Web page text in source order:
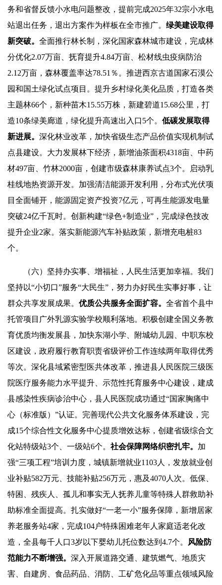
务和省督反馈小水电问题整改，提前完成2025年32宗小水电
站退出任务，退出方案作为样板在全市推广。 绿美建设取得
新突破。 全面推行林长制，深化国家森林城市建设，完成林
分优化2.07万亩、抚育提升4.84万亩、松材线虫疫病防治
2.12万亩，森林覆盖率达78.51％。推进西京古道国家石漠公
园和国土绿化试点项目。提升乡村绿化美化品质，打造各类
主题林66个，新种苗木15.55万株，新建碧道15.68公里，打
造10条绿美廊道，绿化提升高速出入口5个。 低碳发展取得
新进展。 深化林业改革，加快省级生态产品价值实现机制试
点县建设。大力发展林下经济，新增油茶面积4318亩、中药
材497亩、竹林2000亩，创建市级森林康养试点3个。启动乳
桂线地热资源开发。加强清洁能源开发利用，分布式光伏项
目全面铺开，能源固定资产投资7亿元，可再生能源发电量
突破24亿千瓦时。创新构建“绿色+制造业”，完成绿色技改
提升企业2家。落实新能源汽车补贴政策，新增充电桩83
个。
（六）坚持办实事、增福祉，人民生活更加幸福。我们
坚持以“小切口”服务“大民生”，努力办好民生实事好事，让
群众共享发展成果。 优质公共服务全面扩容。 全省首个县中
托管项目广外乳源实验学校顺利落地。积极创建全国义务教
育优质均衡发展县，加快东湖小学、附城幼儿园、中职东校
区建设，政府履行教育职责省级评价工作连续两年取得优秀
等次。深化县域紧密型医共体改革，推进县人民医院三级医
院医疗服务能力水平提升、示范性托育服务中心建设，建成
县感染性疾病诊治中心，县人民医院成功通过“国家胸痛中
心（标准版）”认证。完善现代公共文化服务体系建设，完
成15个综合性文化服务中心提质增效达标，创建省级综合文
化站特级站3个、一级站6个。 社会保障网络织密扎牢。 加
强“三项工程”培训力度，城镇新增就业1103人，发放就业创
业补贴582万元、技能补贴256万元，惠及4070人次。低保、
特困、残疾人、孤儿和事实无人抚养儿童等特殊人群救助补
助标准全面提高。扎实做好“一老一小”服务保障，新增居家
养老服务站4家，完成104户特殊困难老年人家庭适老化改
造，全县每千人口3岁以下婴幼儿托位数达到4.7个。
风险防
范能力不断增强。 深入开展道路交通、建筑燃气、地质灾
害、自建房、食品药品、消防、工矿危化品等重点领域风险